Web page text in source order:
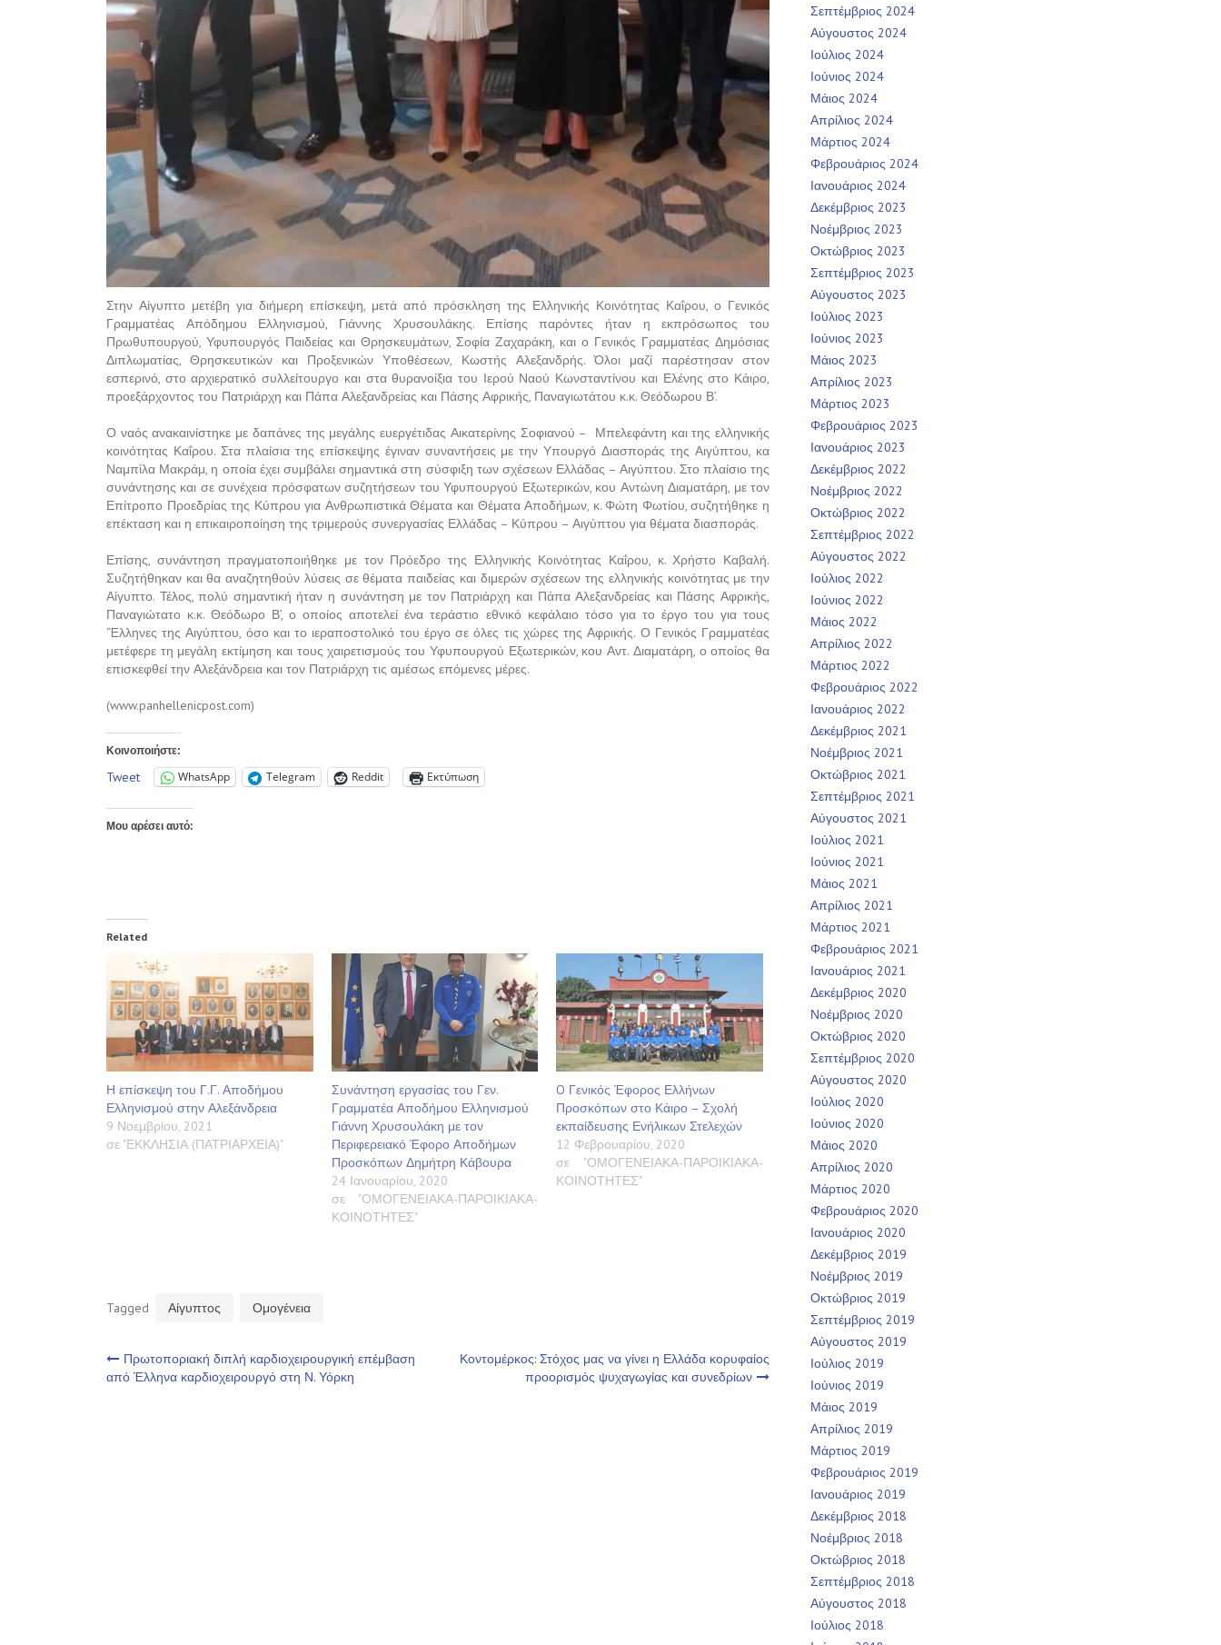
Στην Αίγυπτο μετέβη για διήμερη επίσκεψη, μετά από πρόσκληση της Ελληνικής Κοινότητας Καΐρου, ο Γενικός
Γραμματέας Απόδημου Ελληνισμού, Γιάννης Χρυσουλάκης. Επίσης παρόντες ήταν η εκπρόσωπος του
Πρωθυπουργού, Υφυπουργός Παιδείας και Θρησκευμάτων, Σοφία Ζαχαράκη, και ο Γενικός Γραμματέας Δημόσιας
Διπλωματίας, Θρησκευτικών και Προξενικών Υποθέσεων, Κωστής Αλεξανδρής. Όλοι μαζί παρέστησαν στον
εσπερινό, στο αρχιερατικό συλλείτουργο και στα θυρανοίξια του Ιερού Ναού Κωνσταντίνου και Ελένης στο Κάιρο,
προεξάρχοντος του Πατριάρχη και Πάπα Αλεξανδρείας και Πάσης Αφρικής, Παναγιωτάτου κ.κ. Θεόδωρου Β’.
Ο ναός ανακαινίστηκε με δαπάνες της μεγάλης ευεργέτιδας Αικατερίνης Σοφιανού – Μπελεφάντη και της ελληνικής
κοινότητας Καΐρου. Στα πλαίσια της επίσκεψης έγιναν συναντήσεις με την Υπουργό Διασποράς της Αιγύπτου, κα
Ναμπίλα Μακράμ, η οποία έχει συμβάλει σημαντικά στη σύσφιξη των σχέσεων Ελλάδας – Αιγύπτου. Στο πλαίσιο της
συνάντησης και σε συνέχεια πρόσφατων συζητήσεων του Υφυπουργού Εξωτερικών, κου Αντώνη Διαματάρη, με τον
Επίτροπο Προεδρίας της Κύπρου για Ανθρωπιστικά Θέματα και Θέματα Αποδήμων, κ. Φώτη Φωτίου, συζητήθηκε η
επέκταση και η επικαιροποίηση της τριμερούς συνεργασίας Ελλάδας – Κύπρου – Αιγύπτου για θέματα διασποράς.
Επίσης, συνάντηση πραγματοποιήθηκε με τον Πρόεδρο της Ελληνικής Κοινότητας Καΐρου, κ. Χρήστο Καβαλή.
Συζητήθηκαν και θα αναζητηθούν λύσεις σε θέματα παιδείας και διμερών σχέσεων της ελληνικής κοινότητας με την
Αίγυπτο. Τέλος, πολύ σημαντική ήταν η συνάντηση με τον Πατριάρχη και Πάπα Αλεξανδρείας και Πάσης Αφρικής,
Παναγιώτατο κ.κ. Θεόδωρο Β’, ο οποίος αποτελεί ένα τεράστιο εθνικό κεφάλαιο τόσο για το έργο του για τους
‘Έλληνες της Αιγύπτου, όσο και το ιεραποστολικό του έργο σε όλες τις χώρες της Αφρικής. Ο Γενικός Γραμματέας
μετέφερε τη μεγάλη εκτίμηση και τους χαιρετισμούς του Υφυπουργού Εξωτερικών, κου Αντ. Διαματάρη, ο οποίος θα
επισκεφθεί την Αλεξάνδρεια και τον Πατριάρχη τις αμέσως επόμενες μέρες.
(www.panhellenicpost.com)
Κοινοποιήστε:
Tweet WhatsApp Telegram Reddit Εκτύπωση
Μου αρέσει αυτό:
Related
Η επίσκεψη του Γ.Γ. Αποδήμου
Ελληνισμού στην Αλεξάνδρεια
9 Νοεμβρίου, 2021
σε "ΕΚΚΛΗΣΙΑ (ΠΑΤΡΙΑΡΧΕΙΑ)"
Συνάντηση εργασίας του Γεν.
Γραμματέα Αποδήμου Ελληνισμού
Γιάννη Χρυσουλάκη με τον
Περιφερειακό Έφορο Αποδήμων
Προσκόπων Δημήτρη Κάβουρα
24 Ιανουαρίου, 2020
σε "ΟΜΟΓΕΝΕΙΑΚΑ-ΠΑΡΟΙΚΙΑΚΑ-
ΚΟΙΝΟΤΗΤΕΣ"
O Γενικός Έφορος Ελλήνων
Προσκόπων στο Κάιρο – Σχολή
εκπαίδευσης Ενήλικων Στελεχών
12 Φεβρουαρίου, 2020
σε "ΟΜΟΓΕΝΕΙΑΚΑ-ΠΑΡΟΙΚΙΑΚΑ-
ΚΟΙΝΟΤΗΤΕΣ"
Tagged Αίγυπτος Ομογένεια
Πλοήγηση
Πρωτοποριακή διπλή καρδιοχειρουργική επέμβαση
από Έλληνα καρδιοχειρουργό στη Ν. Υόρκη
Κοντομέρκος: Στόχος μας να γίνει η Ελλάδα κορυφαίος
προορισμός ψυχαγωγίας και συνεδρίων
Σεπτέμβριος 2024
Αύγουστος 2024
Ιούλιος 2024
Ιούνιος 2024
Μάιος 2024
Απρίλιος 2024
Μάρτιος 2024
Φεβρουάριος 2024
Ιανουάριος 2024
Δεκέμβριος 2023
Νοέμβριος 2023
Οκτώβριος 2023
Σεπτέμβριος 2023
Αύγουστος 2023
Ιούλιος 2023
Ιούνιος 2023
Μάιος 2023
Απρίλιος 2023
Μάρτιος 2023
Φεβρουάριος 2023
Ιανουάριος 2023
Δεκέμβριος 2022
Νοέμβριος 2022
Οκτώβριος 2022
Σεπτέμβριος 2022
Αύγουστος 2022
Ιούλιος 2022
Ιούνιος 2022
Μάιος 2022
Απρίλιος 2022
Μάρτιος 2022
Φεβρουάριος 2022
Ιανουάριος 2022
Δεκέμβριος 2021
Νοέμβριος 2021
Οκτώβριος 2021
Σεπτέμβριος 2021
Αύγουστος 2021
Ιούλιος 2021
Ιούνιος 2021
Μάιος 2021
Απρίλιος 2021
Μάρτιος 2021
Φεβρουάριος 2021
Ιανουάριος 2021
Δεκέμβριος 2020
Νοέμβριος 2020
Οκτώβριος 2020
Σεπτέμβριος 2020
Αύγουστος 2020
Ιούλιος 2020
Ιούνιος 2020
Μάιος 2020
Απρίλιος 2020
Μάρτιος 2020
Φεβρουάριος 2020
Ιανουάριος 2020
Δεκέμβριος 2019
Νοέμβριος 2019
Οκτώβριος 2019
Σεπτέμβριος 2019
Αύγουστος 2019
Ιούλιος 2019
Ιούνιος 2019
Μάιος 2019
Απρίλιος 2019
Μάρτιος 2019
Φεβρουάριος 2019
Ιανουάριος 2019
Δεκέμβριος 2018
Νοέμβριος 2018
Οκτώβριος 2018
Σεπτέμβριος 2018
Αύγουστος 2018
Ιούλιος 2018